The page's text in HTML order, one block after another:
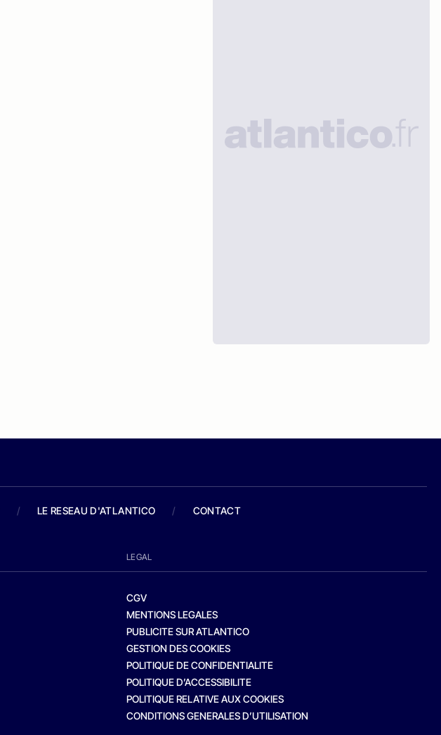
/ LE RESEAU D'ATLANTICO / CONTACT
LEGAL
CGV
MENTIONS LEGALES
PUBLICITE SUR ATLANTICO
GESTION DES COOKIES
POLITIQUE DE CONFIDENTIALITE
POLITIQUE D’ACCESSIBILITE
POLITIQUE RELATIVE AUX COOKIES
CONDITIONS GENERALES D’UTILISATION